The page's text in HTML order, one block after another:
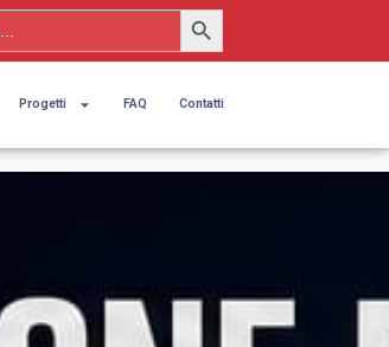
Search Button
Progetti FAQ Contatti